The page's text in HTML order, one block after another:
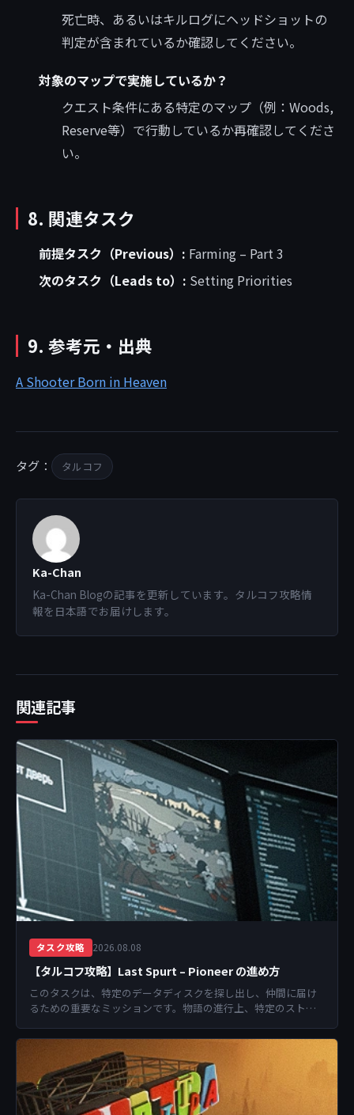
死亡時、あるいはキルログにヘッドショットの
判定が含まれているか確認してください。
対象のマップで実施しているか？
クエスト条件にある特定のマップ（例：Woods,
Reserve等）で行動しているか再確認してくださ
い。
8. 関連タスク
前提タスク（Previous）: Farming – Part 3
次のタスク（Leads to）: Setting Priorities
9. 参考元・出典
A Shooter Born in Heaven
タグ： タルコフ
Ka-Chan
Ka-Chan Blogの記事を更新しています。タルコフ攻略情
報を日本語でお届けします。
関連記事
タスク攻略 2026.08.08
【タルコフ攻略】Last Spurt – Pioneer の進め方
このタスクは、特定のデータディスクを探し出し、仲間に届け
るための重要なミッションです。物語の進行上、特定のストー